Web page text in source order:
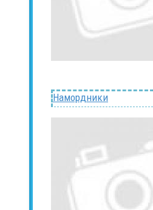
Намордники